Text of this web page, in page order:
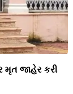
મૃત જાહેર કરી